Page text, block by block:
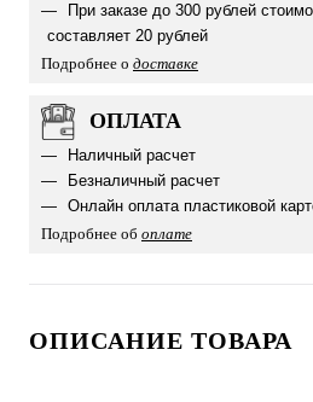
При заказе до 300 рублей
составляет 20 рублей
Подробнее о доставке
ОПЛАТА
Наличный расчет
Безналичный расчет
Онлайн оплата пластиковой
Подробнее об оплате
ОПИСАНИЕ ТОВАРА